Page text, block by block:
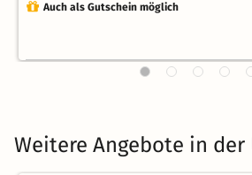
Auch als Gutschein möglich
Weitere Angebote in der